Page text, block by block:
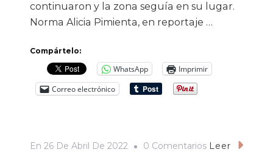
continuaron y la zona seguía en su lugar.
Norma Alicia Pimienta, en reportaje …
Compártelo:
WhatsApp
Imprimir
Correo electrónico
En 26 De Abril De 2022 0 ComentariosEn
Leer